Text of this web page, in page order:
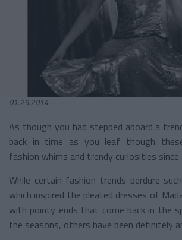
01.29.2014
As though you had stepped aboard a
back in time as you leaf though
fashion whims and trendy curiosities
While certain fashion trends perdure
which inspired the pleated dresses of
with pointy ends that come back in the
the seasons, others have been definitely